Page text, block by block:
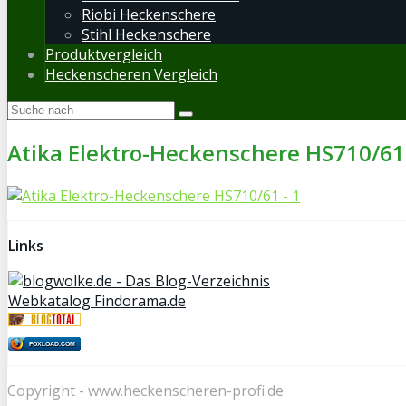
Riobi Heckenschere
Stihl Heckenschere
Produktvergleich
Heckenscheren Vergleich
Atika Elektro-Heckenschere HS710/
Links
Webkatalog Findorama.de
FOXLOAD.COM
Copyright - www.heckenscheren-profi.de